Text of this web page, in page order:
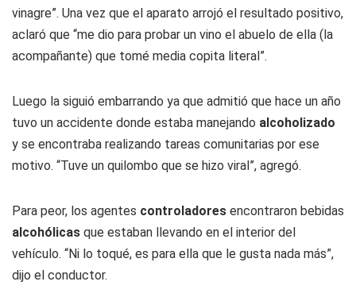
vinagre”. Una vez que el aparato arrojó el resultado positivo,
aclaró que “me dio para probar un vino el abuelo de ella (la
acompañante) que tomé media copita literal”.
Luego la siguió embarrando ya que admitió que hace un año
tuvo un accidente donde estaba manejando alcoholizado
y se encontraba realizando tareas comunitarias por ese
motivo. “Tuve un quilombo que se hizo viral”, agregó.
Para peor, los agentes controladores encontraron bebidas
alcohólicas que estaban llevando en el interior del
vehículo. “Ni lo toqué, es para ella que le gusta nada más”,
dijo el conductor.